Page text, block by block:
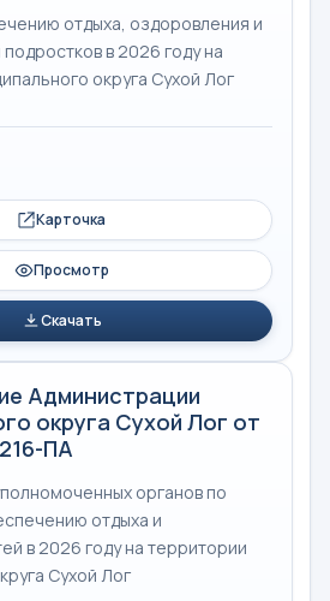
отдыха, оздоровления и
в 2026 году на
округа Сухой Лог
Карточка
Просмотр
Скачать
Администрации
округа Сухой Лог от
ПА
органов по
отдыха и
в 2026 году на территории
Сухой Лог